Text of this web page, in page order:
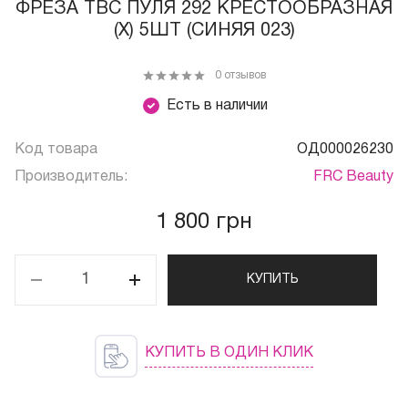
ФРЕЗА ТВС ПУЛЯ 292 КРЕСТООБРАЗНАЯ
(X) 5ШТ (СИНЯЯ 023)
Есть в наличии
0 отзывов
Код товара ОД000026230
Производитель: FRC Beauty
1 800 грн
КУПИТЬ
КУПИТЬ В ОДИН КЛИК